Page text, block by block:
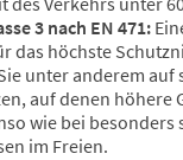
3 nach EN 471:
das höchste
unter anderem
auf denen höhere
wie bei besonders
im Freien.